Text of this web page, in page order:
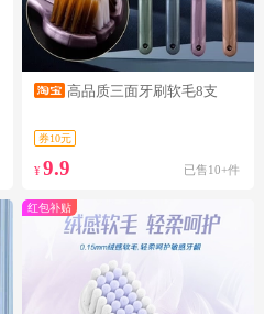
高品质三面牙刷软毛8支
券10元
¥9.9 已售10+件
红包补贴